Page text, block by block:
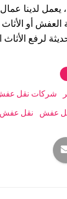
يعمل لدينا
أو
لرفع الأثاث
شركات نقل
عفش نقل عفش